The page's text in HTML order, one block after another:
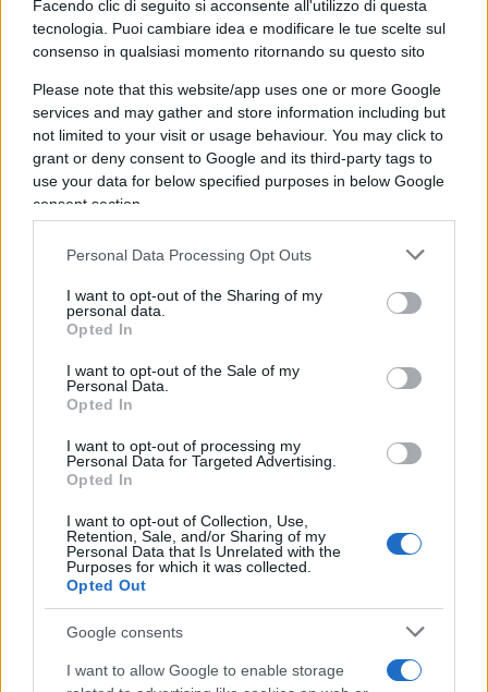
Facendo clic di seguito si acconsente all'utilizzo di questa
tecnologia. Puoi cambiare idea e modificare le tue scelte sul
consenso in qualsiasi momento ritornando su questo sito
Please note that this website/app uses one or more Google
services and may gather and store information including but
not limited to your visit or usage behaviour. You may click to
grant or deny consent to Google and its third-party tags to
use your data for below specified purposes in below Google
consent section.
Personal Data Processing Opt Outs
I want to opt-out of the Sharing of my
personal data.
Opted In
I want to opt-out of the Sale of my
Personal Data.
Opted In
I want to opt-out of processing my
Personal Data for Targeted Advertising.
Opted In
I want to opt-out of Collection, Use,
Retention, Sale, and/or Sharing of my
Personal Data that Is Unrelated with the
Purposes for which it was collected.
Opted Out
Google consents
I want to allow Google to enable storage
Siamo passati dal “concediamo di” e “non
concediamo a”, al dire ad un giornalista“Se poi
lei ritiene di far meglio”– riferendosi all’operato
del CommissarioArcuri– “ne terrò conto in
futuro”. Il Presidente del Consiglio dei Ministri di
un Paese non può rispondere con un tono così
domanda assolutamente legittima sui prezzi
calmierati dellemascherinechirurgiche. Che non
si trovano! Anche perché, l’annuncio sui prezzi
dal giornalista in questione… e a buon
intenditore…
Un buon leader
è una persona che si circonda delle più alte
competenze in ogni settore e ne fa una sintesi
lucida e chiara. Immagino che Roma sia
complessa e gli equilibri molteplici ed instabili
ma, un buon leader, è colui che non fa il
funambolo ma prende il “toro per le corna” negli
interessi della Nazione che è stato chiamato a